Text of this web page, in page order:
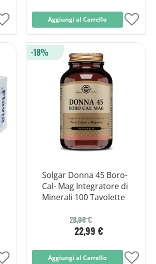
Aggiungi
Aggiungi al Carrello
Aggiungi
Solgar Donna 45 Boro-
Cal- Mag Integratore di
Minerali 100 Tavolette
28,00 €
22,99 €
-18%
Aggiungi al Carrello